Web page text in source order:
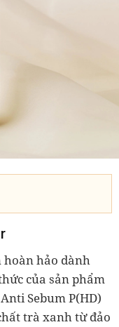
hoàn hảo dành
của sản phẩm
Sebum P(HD)
trà xanh từ đảo